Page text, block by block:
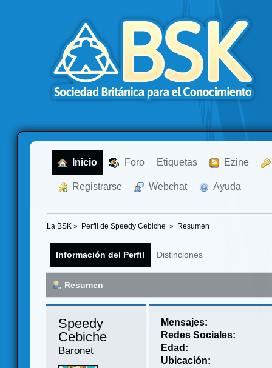
Inicio Foro Etiquetas Ezine
Registrarse Webchat Ayuda
La BSK » Perfil de Speedy Cebiche » Resumen
Información del Perfil Distinciones
Resumen
Speedy
Cebiche
Baronet
Mensajes:
Redes Sociales:
Edad:
Ubicación: